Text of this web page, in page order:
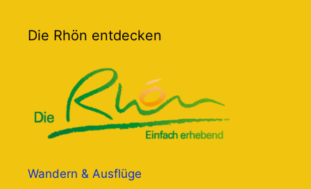
Die Rhön entdecken
Wandern & Ausflüge